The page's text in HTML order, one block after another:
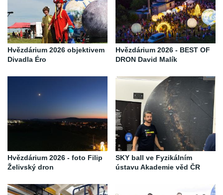
Hvězdárium 2026 objektivem
Divadla Éro
Hvězdárium 2026 - BEST OF
DRON David Malík
Hvězdárium 2026 - foto Filip
Želivský dron
SKY ball ve Fyzikálním
ústavu Akademie věd ČR